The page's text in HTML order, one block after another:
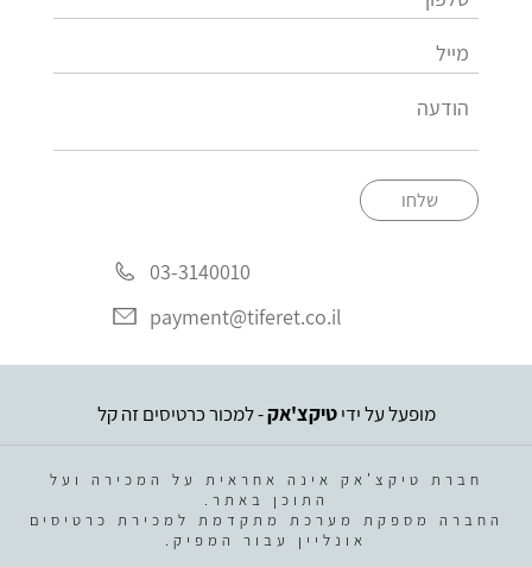
שלחו
03-3140010
payment@tiferet.co.il
מופעל על ידיטיקצ'אק- למכור כרטיסים זה קל
חברת טיקצ'אק אינה אחראית על המכירה ועל
התוכן באתר.
החברה מספקת מערכת מתקדמת למכירת כרטיסים
אונליין עבור המפיק.